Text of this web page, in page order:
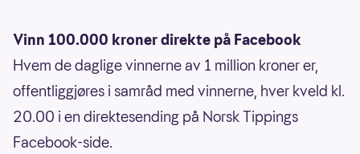
Vinn 100.000 kroner direkte på Facebook
Hvem de daglige vinnerne av 1 million kroner er,
offentliggjøres i samråd med vinnerne, hver kveld kl.
20.00 i en direktesending på Norsk Tippings
Facebook-side.